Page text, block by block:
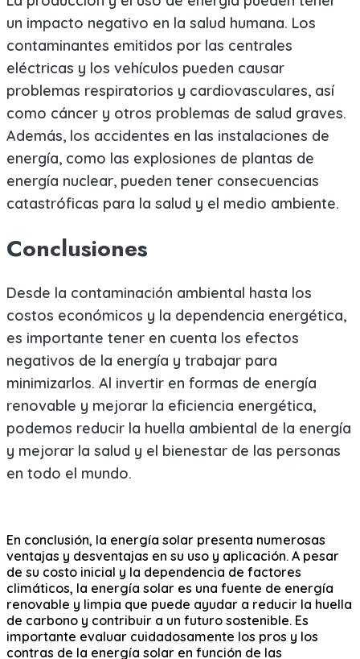
un impacto negativo en la salud humana. Los
contaminantes emitidos por las centrales
eléctricas y los vehículos pueden causar
problemas respiratorios y cardiovasculares, así
como cáncer y otros problemas de salud graves.
Además, los accidentes en las instalaciones de
energía, como las explosiones de plantas de
energía nuclear, pueden tener consecuencias
catastróficas para la salud y el medio ambiente.
Conclusiones
Desde la contaminación ambiental hasta los
costos económicos y la dependencia energética,
es importante tener en cuenta los efectos
negativos de la energía y trabajar para
minimizarlos. Al invertir en formas de energía
renovable y mejorar la eficiencia energética,
podemos reducir la huella ambiental de la energía
y mejorar la salud y el bienestar de las personas
en todo el mundo.
En conclusión, la energía solar presenta numerosas
ventajas y desventajas en su uso y aplicación. A pesar
de su costo inicial y la dependencia de factores
climáticos, la energía solar es una fuente de energía
renovable y limpia que puede ayudar a reducir la huella
de carbono y contribuir a un futuro sostenible. Es
importante evaluar cuidadosamente los pros y los
contras de la energía solar en función de las